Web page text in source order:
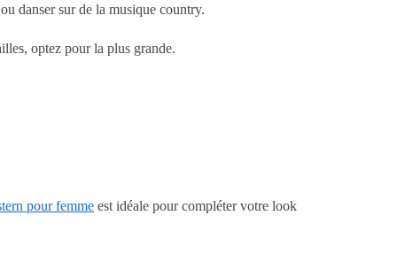
danser sur de la musique country.
optez pour la plus grande.
pour femme est idéale pour compléter votre look